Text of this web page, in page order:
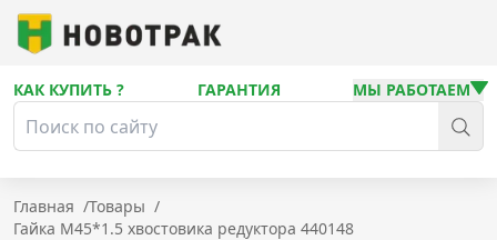
КАК КУПИТЬ ? ГАРАНТИЯ МЫ РАБОТАЕМ
Главная /Товары /
Гайка М45*1.5 хвостовика редуктора 440148